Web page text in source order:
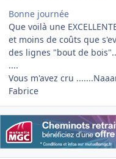
Bonne journée
Que voilà une
et moins de coûts que
des lignes "bout de
....
Vous m'avez cru
Fabrice